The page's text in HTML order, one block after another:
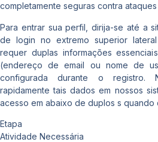
completamente seguras contra ataques
Para entrar sua perfil, dirija-se até a
de login no extremo superior
requer duplas informações
(endereço de email ou nome de
configurada durante o registro.
rapidamente tais dados em nossos
acesso em abaixo de duplos s quando
Etapa
Atividade Necessária